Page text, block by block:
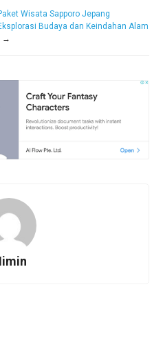
Wisata Sapporo Jepang
Budaya dan Keindahan Alam
→